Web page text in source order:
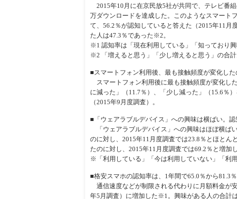
2015年10月に在京民放5社が共同で、テレビ番
万ダウンロードを達成した。このようなスマート
て、56.2％が認知していると答えた（2015年11
た人は47.3％であった※2。
※1 認知率は「現在利用している」「知っており
※2 「増えると思う」「少し増えると思う」の合計
■スマートフォン利用後、最も接触頻度が変化した
スマートフォン利用後に最も接触頻度が変化し
に減った」（11.7％）、「少し減った」（15.6％
（2015年9月度調査）。
■「ウェアラブルデバイス」への興味は横ばい。
「ウェアラブルデバイス」への興味はほぼ横ば
のに対し、2015年11月度調査では23.8％とほと
たのに対し、2015年11月度調査では69.2％と増加し
※「利用している」「今は利用していない」「利
■格安スマホの認知率は、1年間で65.0％から81.3
通信速度などが制限される代わりに月額料金が
年5月調査）に増加した※1。興味がある人の合計